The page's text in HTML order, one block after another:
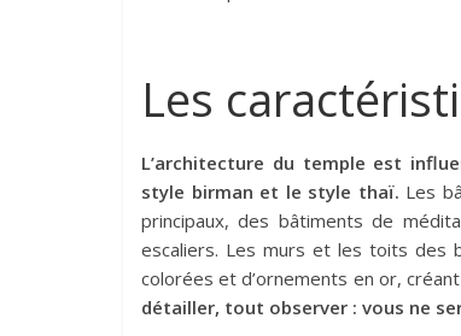
Les
L’architecture du temple est
style birman et le style thaï. Les
principaux, des bâtiments de
escaliers. Les murs et les toits des
colorées et d’ornements en or,
détailler, tout observer : vous ne